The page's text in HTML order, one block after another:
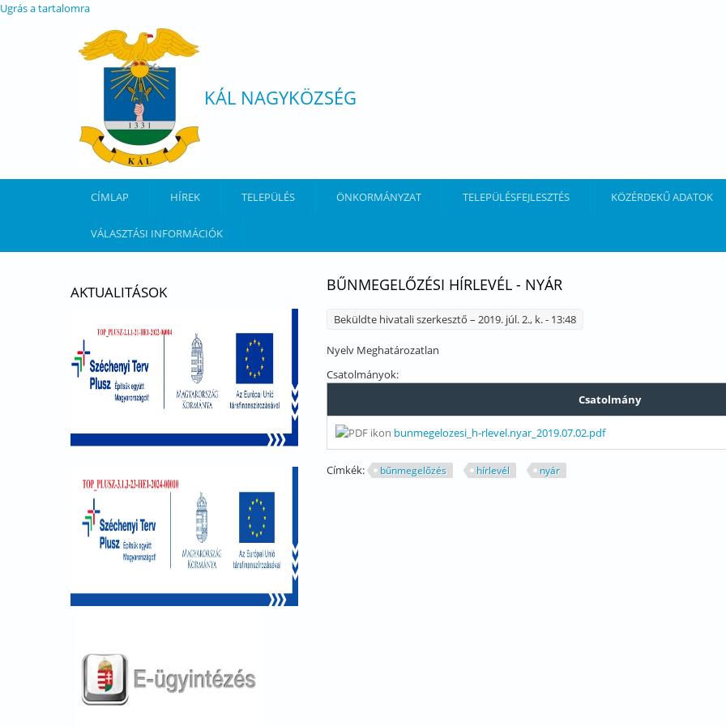
Ugrás a tartalomra
KÁL NAGYKÖZSÉG
CÍMLAP HÍREK TELEPÜLÉS ÖNKORMÁNYZAT TELEPÜLÉSFEJLESZTÉS KÖZÉRDEKŰ ADATOK
VÁLASZTÁSI INFORMÁCIÓK
BŰNMEGELŐZÉSI HÍRLEVÉL - NYÁR
Beküldte hivatali szerkesztő – 2019. júl. 2., k. - 13:48
Nyelv Meghatározatlan
Csatolmányok:
Csatolmány
bunmegelozesi_h-rlevel.nyar_2019.07.02.pdf
Címkék: bűnmegelőzés hírlevél nyár
AKTUALITÁSOK